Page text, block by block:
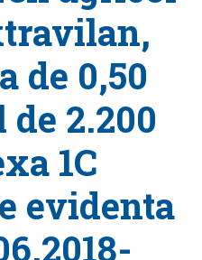
de 0,50
2.200
1C
evidenta